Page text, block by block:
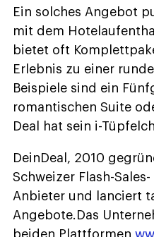
Ein solches Angebot
mit dem
bietet oft
Erlebnis zu einer
Beispiele sind ein
romantischen Suite
Deal hat sein i-
DeinDeal, 2010
Schweizer Flash-
Anbieter und lanciert
Angebote.Das
beiden Plattformen